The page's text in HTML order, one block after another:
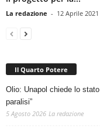
La redazione - 12 Aprile 2021
Il Quarto Potere
Olio: Unapol chiede lo
paralisi”
5 Agosto 2026 La redazione